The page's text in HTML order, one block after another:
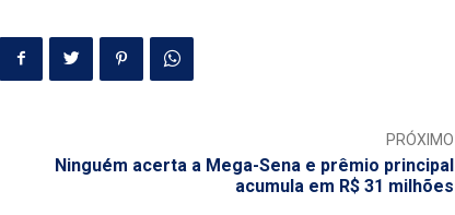
PRÓXIMO
Ninguém acerta a Mega-Sena e prêmio principal
acumula em R$ 31 milhões